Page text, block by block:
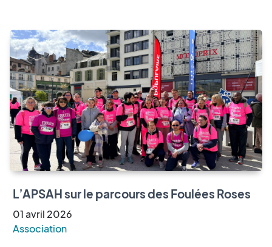
L’APSAH sur le parcours des Foulées Roses
01avril 2026
Association